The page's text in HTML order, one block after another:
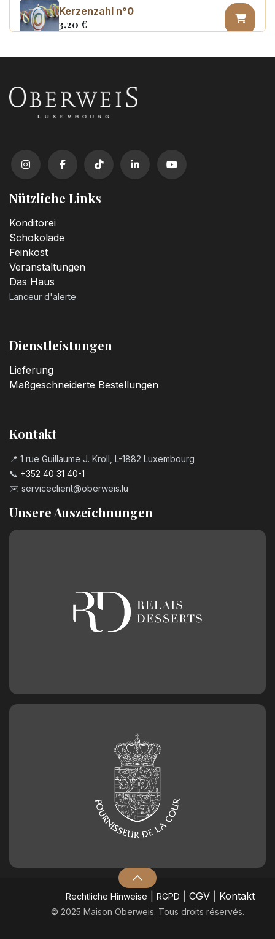
Kerzenzahl n°0
3,20 €
Kerzenzahl n°2
Kerzenzahl n°3
3,20
Kerzenzahl n°5
3,20 €
Kerzenzahl n°7
3,20€
Kerzenzahl n°9
3,20€
Geburtstagszahl aus Schokolade
Nummer 1
2,50€
Geburtstagszahl aus Schokolade
Geburtstagszahl aus Schokolade
Nummer 4
2,50 €
Nützliche Links
Konditorei
Schokolade
Feinkost
Veranstaltungen
Das Haus
Lanceur d'alerte
Dienstleistungen
Lieferung
Maßgeschneiderte Bestellungen
Kontakt
📍 1 rue Guillaume J. Kroll, L-1882 Luxembourg
📞 +352 40 31 40-1
✉️ serviceclient@oberweis.lu
Unsere Auszeichnungen
​Rechtliche Hinweise RGPD CGV| Kontakt
© 2025 Maison Oberweis. Tous droits réservés.